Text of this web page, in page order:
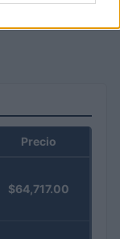
Precio
$64,717.00